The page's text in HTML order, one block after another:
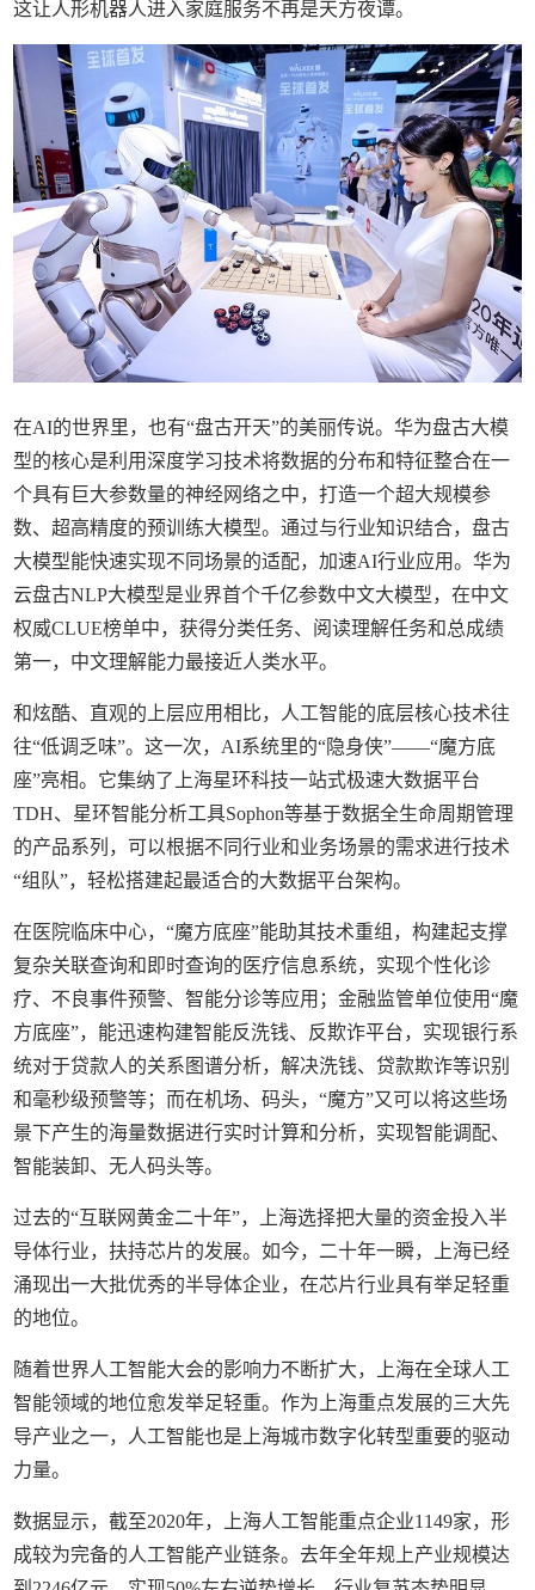
这让人形机器人进入家庭服务不再是天方夜谭。
在AI的世界里，也有“盘古开天”的美丽传说。华为盘古大模
型的核心是利用深度学习技术将数据的分布和特征整合在一
个具有巨大参数量的神经网络之中，打造一个超大规模参
数、超高精度的预训练大模型。通过与行业知识结合，盘古
大模型能快速实现不同场景的适配，加速AI行业应用。华为
云盘古NLP大模型是业界首个千亿参数中文大模型，在中文
权威CLUE榜单中，获得分类任务、阅读理解任务和总成绩
第一，中文理解能力最接近人类水平。
和炫酷、直观的上层应用相比，人工智能的底层核心技术往
往“低调乏味”。这一次，AI系统里的“隐身侠”——“魔方底
座”亮相。它集纳了上海星环科技一站式极速大数据平台
TDH、星环智能分析工具Sophon等基于数据全生命周期管理
的产品系列，可以根据不同行业和业务场景的需求进行技术
“组队”，轻松搭建起最适合的大数据平台架构。
在医院临床中心，“魔方底座”能助其技术重组，构建起支撑
复杂关联查询和即时查询的医疗信息系统，实现个性化诊
疗、不良事件预警、智能分诊等应用；金融监管单位使用“魔
方底座”，能迅速构建智能反洗钱、反欺诈平台，实现银行系
统对于贷款人的关系图谱分析，解决洗钱、贷款欺诈等识别
和毫秒级预警等；而在机场、码头，“魔方”又可以将这些场
景下产生的海量数据进行实时计算和分析，实现智能调配、
智能装卸、无人码头等。
过去的“互联网黄金二十年”，上海选择把大量的资金投入半
导体行业，扶持芯片的发展。如今，二十年一瞬，上海已经
涌现出一大批优秀的半导体企业，在芯片行业具有举足轻重
的地位。
随着世界人工智能大会的影响力不断扩大，上海在全球人工
智能领域的地位愈发举足轻重。作为上海重点发展的三大先
导产业之一，人工智能也是上海城市数字化转型重要的驱动
力量。
数据显示，截至2020年，上海人工智能重点企业1149家，形
成较为完备的人工智能产业链条。去年全年规上产业规模达